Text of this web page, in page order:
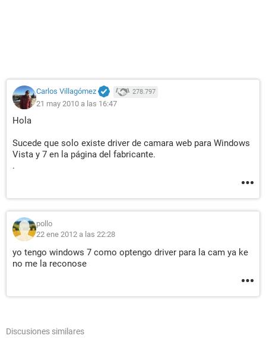
Carlos Villagómez 278.797
21 may 2010 a las 16:47
Hola
Sucede que solo existe driver de camara web para Windows
Vista y 7 en la página del fabricante.
.
pollo
22 ene 2012 a las 22:28
yo tengo windows 7 como optengo driver para la cam ya ke
no me la reconose
Discusiones similares